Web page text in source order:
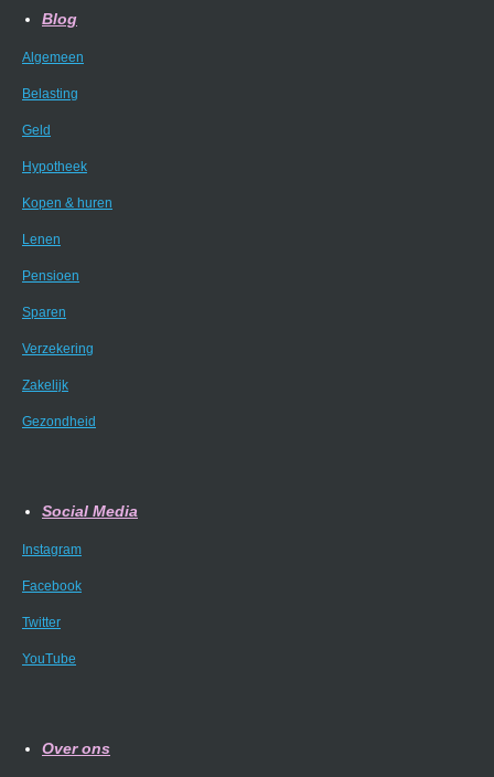
Blog
Algemeen
Belasting
Geld
Hypotheek
Kopen & huren
Lenen
Pensioen
Sparen
Verzekering
Zakelijk
Gezondheid
Social Media
Instagram
Facebook
Twitter
YouTube
Over ons